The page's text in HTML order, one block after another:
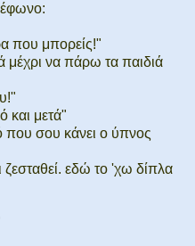
που μπορείς!"
να πάρω τα παιδιά
και μετά"
που σου κάνει ο ύπνος
ζεσταθεί. εδώ το 'χω δίπλα